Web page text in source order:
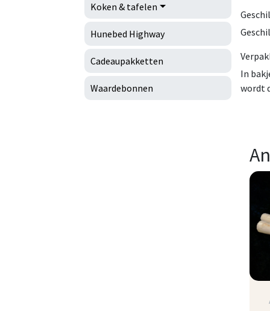
Koken & tafelen
Hunebed Highway
Cadeaupakketten
Waardebonnen
In
wordt